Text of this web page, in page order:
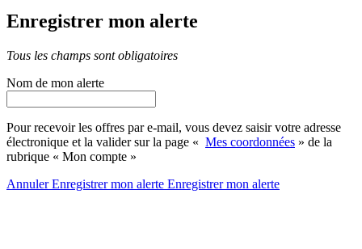
Enregistrer mon alerte
Tous les champs sont obligatoires
Nom de mon alerte
Pour recevoir les offres par e-mail, vous devez saisir votre adresse
électronique et la valider sur la page « Mes coordonnées » de la
rubrique « Mon compte »
AnnulerEnregistrer mon alerte Enregistrermon alerte